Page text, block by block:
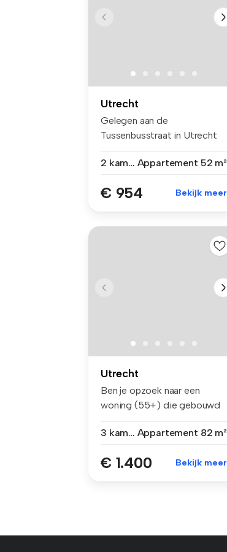
Utrecht
Gelegen aan de
Tussenbusstraat in Utrecht
2 kamers Appartement 52 m²
€ 954 Bekijk meer
Utrecht
Ben je opzoek naar een
woning (55+) die gebouwd
3 kamers Appartement 82 m²
€ 1.400 Bekijk meer